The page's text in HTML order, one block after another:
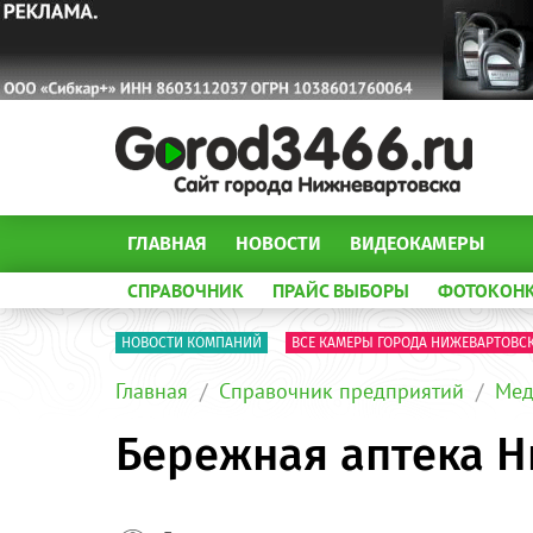
ГЛАВНАЯ НОВОСТИ ВИДЕОКАМЕРЫ
СПРАВОЧНИК ПРАЙС ВЫБОРЫ
НОВОСТИ КОМПАНИЙ ВСЕ КАМЕРЫ ГОРОДА
Главная Справочник предприятий
Бережная аптека